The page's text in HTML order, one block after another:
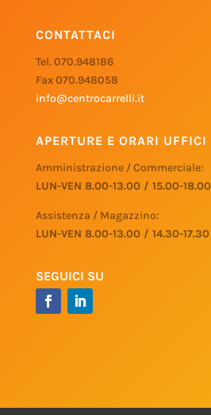
CONTATTACI
Tel. 070.948186
Fax 070.948058
info@centrocarrelli.it
APERTURE E ORARI UFFICI
Amministrazione / Commerciale:
LUN-VEN 8.00-13.00 / 15.00-18.00
Assistenza / Magazzino:
LUN-VEN 8.00-13.00 / 14.30-17.30
SEGUICI SU